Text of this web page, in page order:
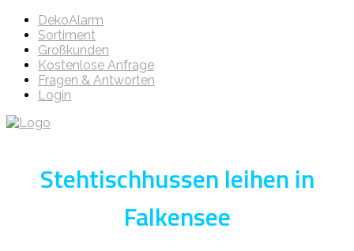
DekoAlarm
Sortiment
Großkunden
Kostenlose Anfrage
Fragen & Antworten
Login
Stehtischhussen leihen in
Falkensee